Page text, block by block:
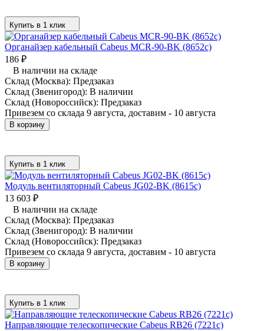
Купить в 1 клик
Органайзер кабельный Cabeus MCR-90-BK (8652c)
186 ₽
В наличии на складе
Склад (Москва): Предзаказ
Склад (Звенигород): В наличии
Склад (Новороссийск): Предзаказ
Привезем со склада 9 августа, доставим - 10 августа
В корзину
Купить в 1 клик
Модуль вентиляторный Cabeus JG02-BK (8615c)
13 603 ₽
В наличии на складе
Склад (Москва): Предзаказ
Склад (Звенигород): В наличии
Склад (Новороссийск): Предзаказ
Привезем со склада 9 августа, доставим - 10 августа
В корзину
Купить в 1 клик
Направляющие телескопические Cabeus RB26 (7221c)